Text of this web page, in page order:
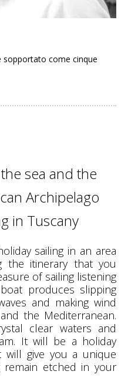
sopportato come cinque
sea and the
Archipelago
in Tuscany
sailing in an area
the itinerary that you
of sailing listening
produces slipping
and making wind
the Mediterranean.
clear waters and
It will be a holiday
will give you a unique
etched in your